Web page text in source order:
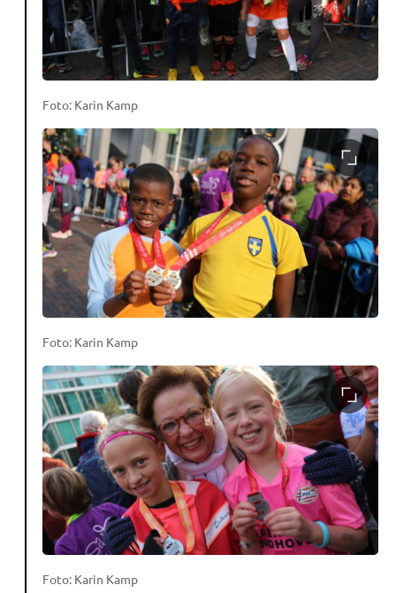
Foto: Karin Kamp
Foto: Karin Kamp
Foto: Karin Kamp